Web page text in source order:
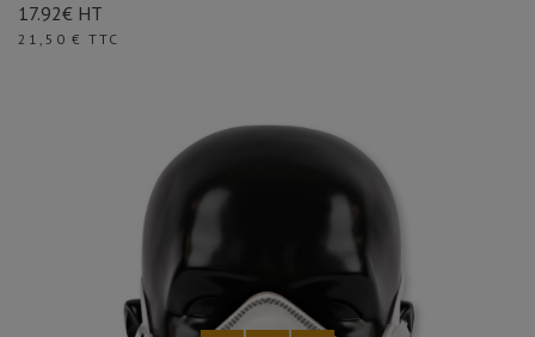
17.92€ HT
Prix
21,50 € TTC